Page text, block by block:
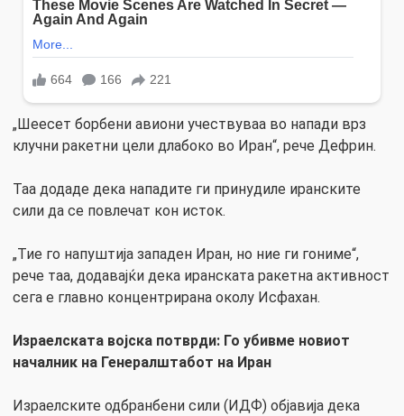
„Шеесет борбени авиони учествуваа во напади врз
клучни ракетни цели длабоко во Иран“, рече Дефрин.
Таа додаде дека нападите ги принудиле иранските
сили да се повлечат кон исток.
„Тие го напуштија западен Иран, но ние ги гониме“,
рече таа, додавајќи дека иранската ракетна активност
сега е главно концентрирана околу Исфахан.
Израелската војска потврди: Го убивме новиот
началник на Генералштабот на Иран
Израелските одбранбени сили (ИДФ) објавија дека